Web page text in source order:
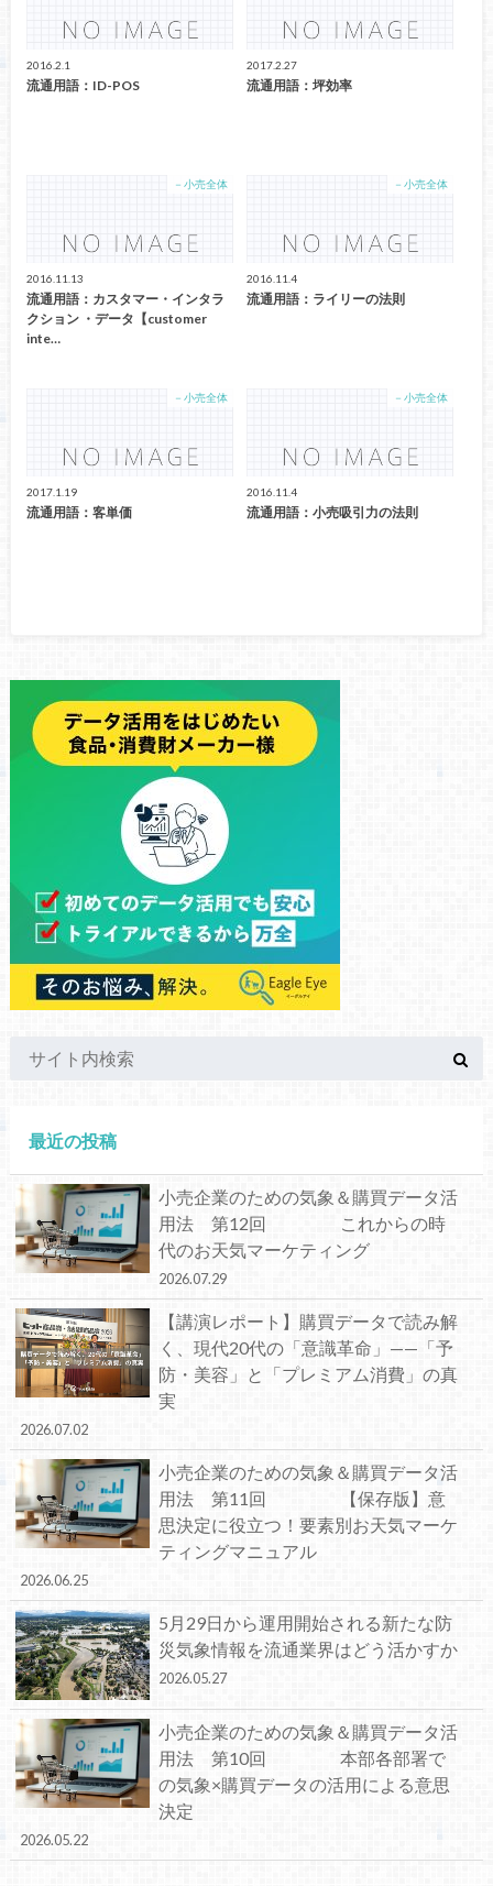
2016.2.1
流通用語：ID-POS
2017.2.27
流通用語：坪効率
－小売全体
2016.11.13
流通用語：カスタマー・インタラ
クション ・データ【customer
inte…
－小売全体
2016.11.4
流通用語：ライリーの法則
－小売全体
2017.1.19
流通用語：客単価
－小売全体
2016.11.4
流通用語：小売吸引力の法則
最近の投稿
小売企業のための気象＆購買データ活
用法 第12回 これからの時
代のお天気マーケティング
2026.07.29
【講演レポート】購買データで読み解
く、現代20代の「意識革命」——「予
防・美容」と「プレミアム消費」の真
実
2026.07.02
小売企業のための気象＆購買データ活
用法 第11回 【保存版】意
思決定に役立つ！要素別お天気マーケ
ティングマニュアル
2026.06.25
5月29日から運用開始される新たな防
災気象情報を流通業界はどう活かすか
2026.05.27
小売企業のための気象＆購買データ活
用法 第10回 本部各部署で
の気象×購買データの活用による意思
決定
2026.05.22